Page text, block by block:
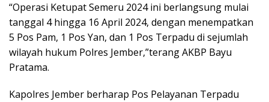
“Operasi Ketupat Semeru 2024 ini berlangsung mulai
tanggal 4 hingga 16 April 2024, dengan menempatkan
5 Pos Pam, 1 Pos Yan, dan 1 Pos Terpadu di sejumlah
wilayah hukum Polres Jember,”terang AKBP Bayu
Pratama.
Kapolres Jember berharap Pos Pelayanan Terpadu